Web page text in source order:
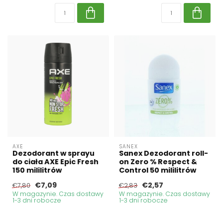
AXE
Dezodorant w sprayu
do ciała AXE Epic Fresh
150 mililitrów
€7,80 €7,09
W magazynie. Czas dostawy
1-3 dni robocze
SANEX
Sanex Dezodorant roll-
on Zero % Respect &
Control 50 mililitrów
€2,83 €2,57
W magazynie. Czas dostawy
1-3 dni robocze